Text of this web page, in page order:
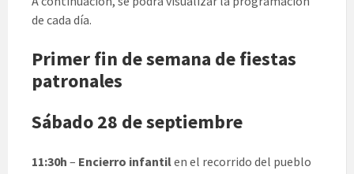
de cada día.
Primer fin de semana de fiestas
patronales
Sábado 28 de septiembre
11:30h – Encierro infantilen el recorrido del pueblo